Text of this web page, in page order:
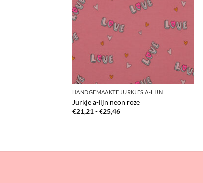
HANDGEMAAKTE JURKJES A-LIJN
Jurkje a-lijn neon roze
€21,21-€25,46Prijsklasse: